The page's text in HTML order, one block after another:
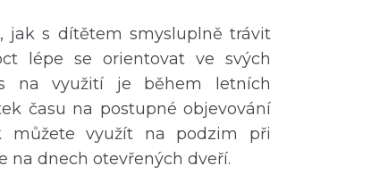
jak s dítětem smysluplně trávit
lépe se orientovat ve svých
na využití je během letních
času na postupné objevování
můžete využít na podzim při
na dnech otevřených dveří.